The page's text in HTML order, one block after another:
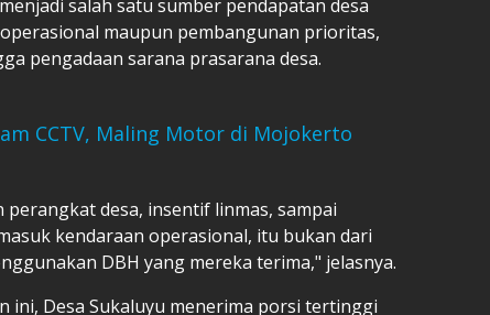
salah satu sumber pendapatan desa
maupun pembangunan prioritas,
pengadaan sarana prasarana desa.
CCTV, Maling Motor di Mojokerto
desa, insentif linmas, sampai
kendaraan operasional, itu bukan dari
DBH yang mereka terima," jelasnya.
ini, Desa Sukaluyu menerima porsi tertinggi